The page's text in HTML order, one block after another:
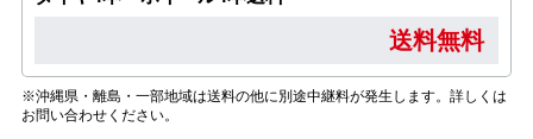
送料無料
※沖縄県・離島・一部地域は送料の他に別途中継料が発生します。詳しくは
お問い合わせください。